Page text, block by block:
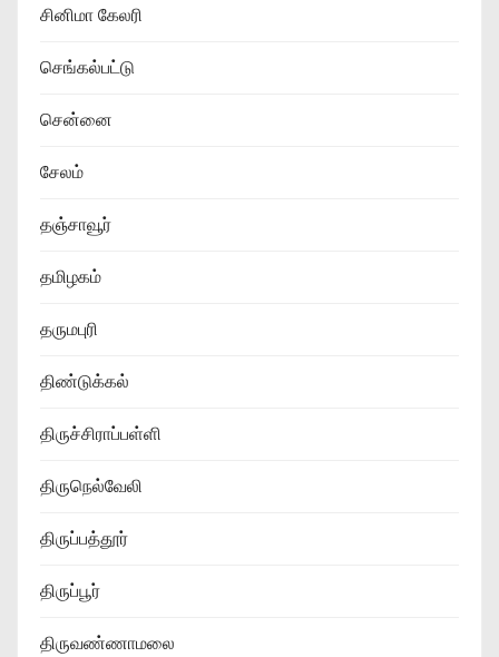
சினிமா கேலரி
செங்கல்பட்டு
சென்னை
சேலம்
தஞ்சாவூர்
தமிழகம்
தருமபுரி
திண்டுக்கல்
திருச்சிராப்பள்ளி
திருநெல்வேலி
திருப்பத்தூர்
திருப்பூர்
திருவண்ணாமலை